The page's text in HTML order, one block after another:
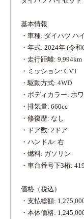
基本情報
・車種: ダイハツ ハ
・年式: 2024年 (令和
・走行距離: 9,994km
・ミッション: CVT
・駆動方式: 4WD
・ボディカラー: ホ
・排気量: 660cc
・修復歴: なし
・ドア数: 2ドア
・ハンドル: 右
・燃料: ガソリン
・車台番号下3桁: 419
価格（税込）
・支払総額:
・本体価格: